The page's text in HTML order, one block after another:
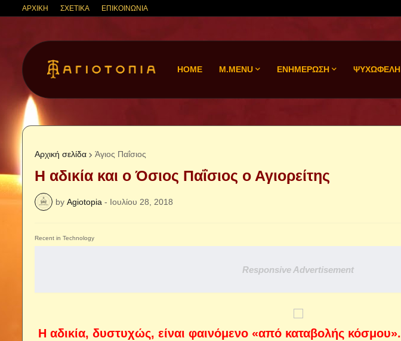
ΑΡΧΙΚΗ ΣΧΕΤΙΚΑ ΕΠΙΚΟΙΝΩΝΙΑ
HOME M.MENU ΕΝΗΜΕΡΩΣΗ ΨΥΧΩΦΕΛΗ
Αρχική σελίδα Άγιος Παΐσιος
Η αδικία και ο Όσιος Παΐσιος ο Αγιορείτης
by Agiotopia - Ιουλίου 28, 2018
Recent in Technology
Responsive Advertisement
Η αδικία, δυστυχώς, είναι φαινόμενο «από καταβολής κόσμου».